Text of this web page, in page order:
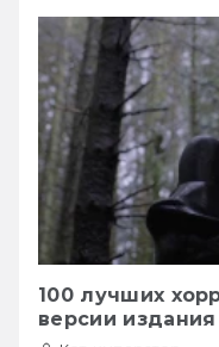
100 лучших
версии